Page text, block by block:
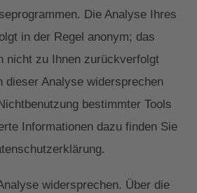
Die Analyse Ihres
in der Regel anonym; das
nicht zu Ihnen zurückverfolgt
dieser Analyse widersprechen
bestimmter Tools
Informationen dazu finden Sie
widersprechen. Über die